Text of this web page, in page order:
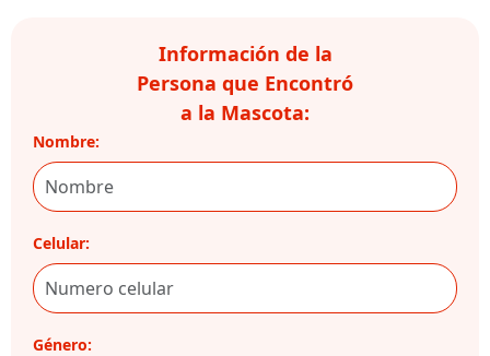
Información de la
Persona que Encontró
a la Mascota:
Nombre:
Celular:
Género: